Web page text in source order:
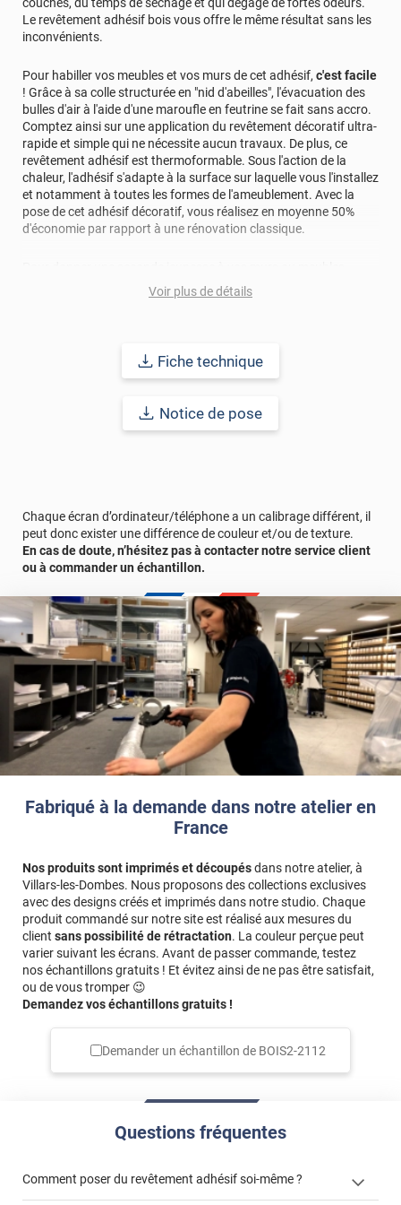
Fabriqué à la demande dans notre atelier en
France
Nos produits sont imprimés et découpésdans notre atelier, à
Villars-les-Dombes. Nous proposons des collections exclusives
avec des designs créés et imprimés dans notre studio. Chaque
produit commandé sur notre site est réalisé aux mesures du
client sans possibilité de rétractation. La couleur perçue peut
varier suivant les écrans. Avant de passer commande, testez
nos échantillons gratuits ! Et évitez ainsi de ne pas être satisfait,
ou de vous tromper 😉
Demandez vos échantillons gratuits !
Demander un échantillon de BOIS2-2112
Questions fréquentes
Comment poser du revêtement adhésif soi-même ?
couches, du temps de séchage et qui dégage de fortes odeurs.
Le revêtement adhésif bois vous offre le même résultat sans les
inconvénients.
Pour habiller vos meubles et vos murs de cet adhésif, c'est facile
! Grâce à sa colle structurée en "nid d'abeilles", l'évacuation des
bulles d'air à l'aide d'une maroufle en feutrine se fait sans accro.
Comptez ainsi sur une application du revêtement décoratif ultra-
rapide et simple qui ne nécessite aucun travaux. De plus, ce
revêtement adhésif est thermoformable. Sous l'action de la
chaleur, l'adhésif s'adapte à la surface sur laquelle vous l'installez
et notamment à toutes les formes de l'ameublement. Avec la
pose de cet adhésif décoratif, vous réalisez en moyenne 50%
d'économie par rapport à une rénovation classique.
comptez sur ce vinyl de haute qualité avec une excellente
résistance à l’eau, à la saleté, à l’abrasion, aux UV et à l’usure.
revêtement peut être installé dans un lieu ouvert public.
écaillage, délamination et jaunissement)
Voir plus de détails
Fiche technique
Notice de pose
Chaque écran d’ordinateur/téléphone a un calibrage différent, il
peut donc exister une différence de couleur et/ou de texture.
En cas de doute, n’hésitez pas à contacter notre service client
ou à commander un échantillon.